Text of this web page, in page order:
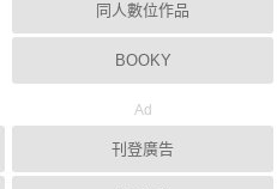
同人數位作品
BOOKY
Ad
刊登廣告